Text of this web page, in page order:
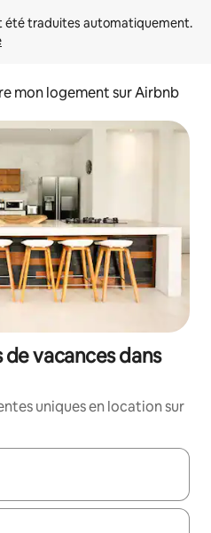
mon logement sur Airbnb
vacances dans
uniques en location sur
utilisez les flèches vers le